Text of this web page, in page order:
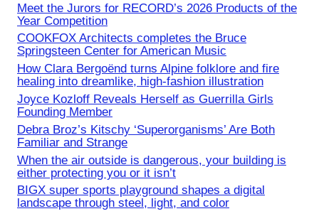
Meet the Jurors for RECORD’s 2026 Products of the
Year Competition
COOKFOX Architects completes the Bruce
Springsteen Center for American Music
How Clara Bergoënd turns Alpine folklore and fire
healing into dreamlike, high-fashion illustration
Joyce Kozloff Reveals Herself as Guerrilla Girls
Founding Member
Debra Broz’s Kitschy ‘Superorganisms’ Are Both
Familiar and Strange
When the air outside is dangerous, your building is
either protecting you or it isn’t
BIGX super sports playground shapes a digital
landscape through steel, light, and color